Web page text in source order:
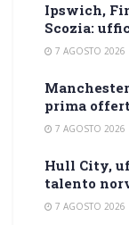
Ipswich,
Scozia:
7 AGOSTO 2026
prima
7 AGOSTO 2026
Hull City,
talento
7 AGOSTO 2026